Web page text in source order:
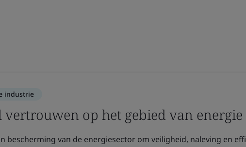
industrie
vertrouwen op het gebied van energie
bescherming van de energiesector om veiligheid, naleving en